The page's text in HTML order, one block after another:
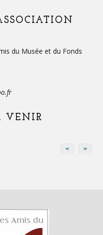
du Musée et du Fonds
VENIR
< >